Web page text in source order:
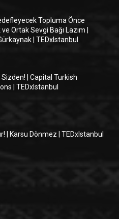
Topluma Önce
Ortak Sevgi Bağı Lazım |
| TEDxIstanbul
Sizden! | Capital Turkish
| TEDxIstanbul
| Karsu Dönmez | TEDxIstanbul